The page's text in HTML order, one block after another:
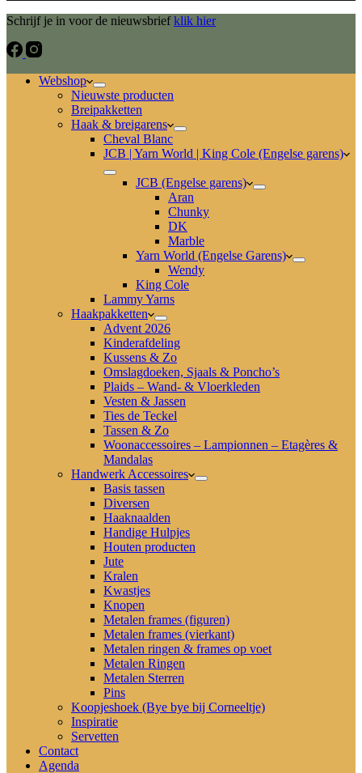
Schrijf je in voor de nieuwsbriefklik hier
Webshop
Nieuwste producten
Breipakketten
Haak & breigarens
Cheval Blanc
JCB | Yarn World | King Cole (Engelse garens)
JCB (Engelse garens)
Aran
Chunky
DK
Marble
Yarn World (Engelse Garens)
Wendy
King Cole
Lammy Yarns
Haakpakketten
Advent 2026
Kinderafdeling
Kussens & Zo
Omslagdoeken, Sjaals & Poncho’s
Plaids – Wand- & Vloerkleden
Vesten & Jassen
Ties de Teckel
Tassen & Zo
Woonaccessoires – Lampionnen – Etagères &
Mandalas
Handwerk Accessoires
Basis tassen
Diversen
Haaknaalden
Handige Hulpjes
Houten producten
Jute
Kralen
Kwastjes
Knopen
Metalen frames (figuren)
Metalen frames (vierkant)
Metalen ringen & frames op voet
Metalen Ringen
Metalen Sterren
Pins
Koopjeshoek (Bye bye bij Corneeltje)
Inspiratie
Servetten
Contact
Agenda